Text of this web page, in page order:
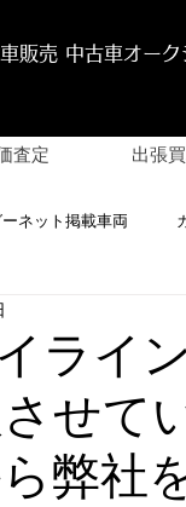
販売 中古車オーク
査定 出張
ーネット掲載車両
ライ
せて
弊社